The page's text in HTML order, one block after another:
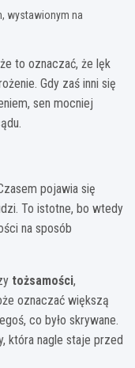
wystawionym na
to oznaczać, że lęk
Gdy zaś inni się
sen mocniej
pojawia się
To istotne, bo wtedy
na sposób
tożsamości,
oznaczać większą
co było skrywane.
która nagle staje przed